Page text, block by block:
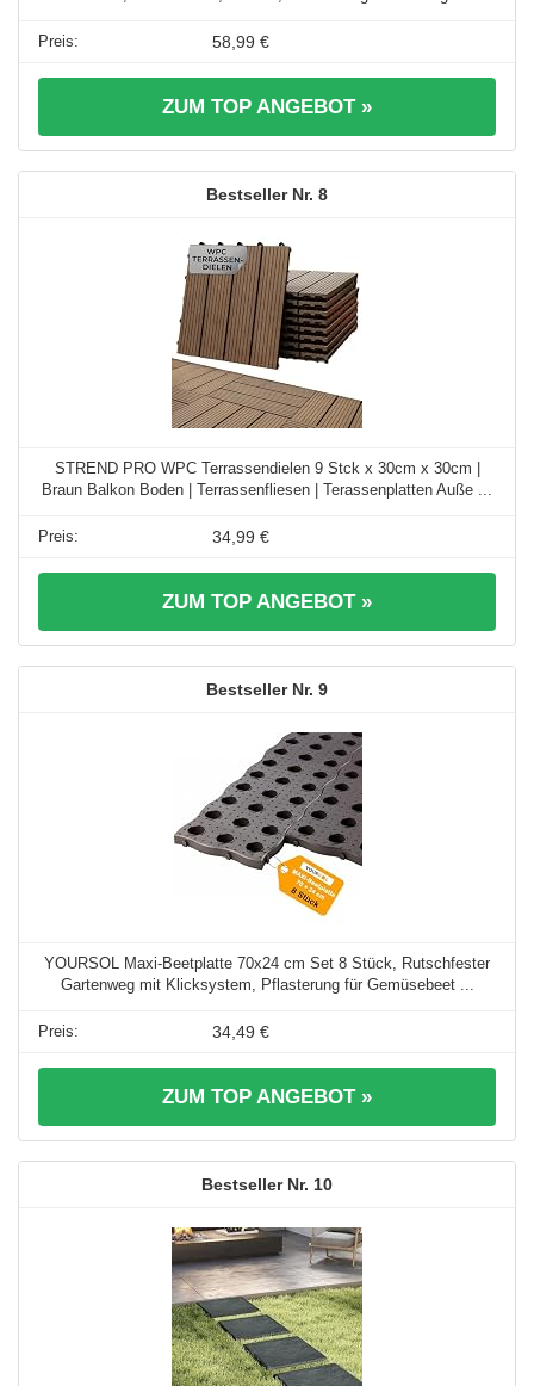
58,99 €
ZUM TOP ANGEBOT »
8
STREND PRO WPC Terrassendielen 9 Stck x 30cm x 30cm |
Braun Balkon Boden | Terrassenfliesen | Terassenplatten Auße ...
34,99 €
ZUM TOP ANGEBOT »
9
YOURSOL Maxi-Beetplatte 70x24 cm Set 8 Stück, Rutschfester
Gartenweg mit Klicksystem, Pflasterung für Gemüsebeet ...
34,49 €
ZUM TOP ANGEBOT »
10